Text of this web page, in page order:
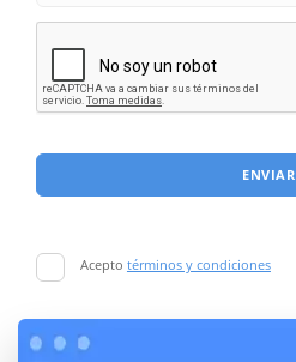
ENVIAR
Acepto términos y condiciones